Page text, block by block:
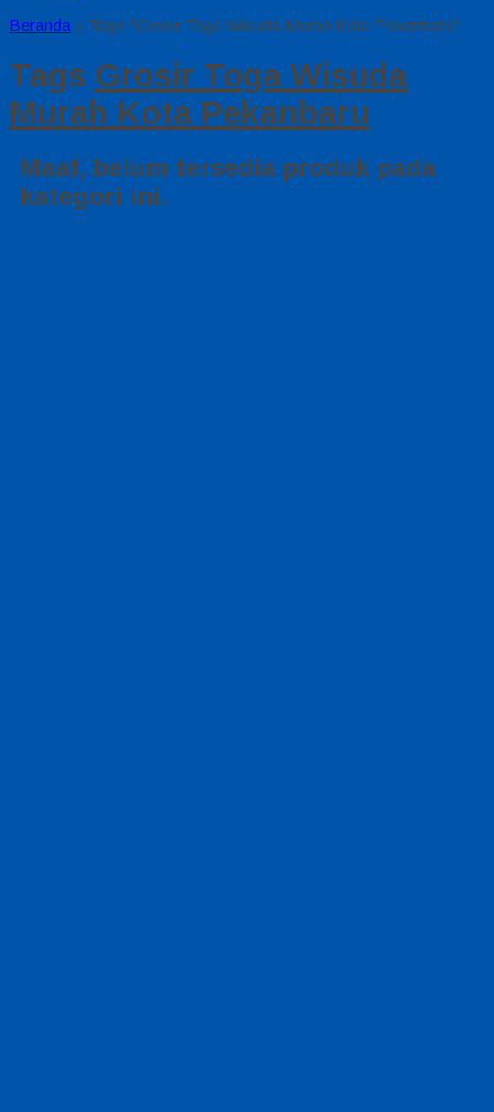
Beranda » Tags "Grosir Toga Wisuda Murah Kota Pekanbaru"
Tags Grosir Toga Wisuda
Murah Kota Pekanbaru
Maaf, belum tersedia produk pada
kategori ini.